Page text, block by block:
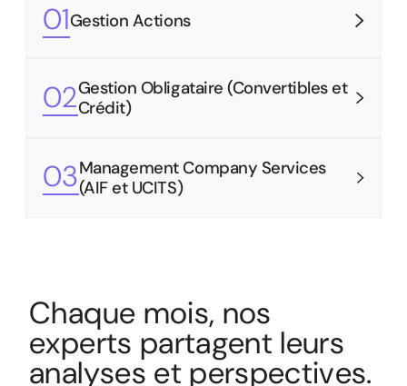
01Gestion Actions
02Gestion Obligataire (Convertibles et
Crédit)
03Management Company Services
(AIF et UCITS)
Chaque mois, nos
experts partagent leurs
analyses et perspectives.